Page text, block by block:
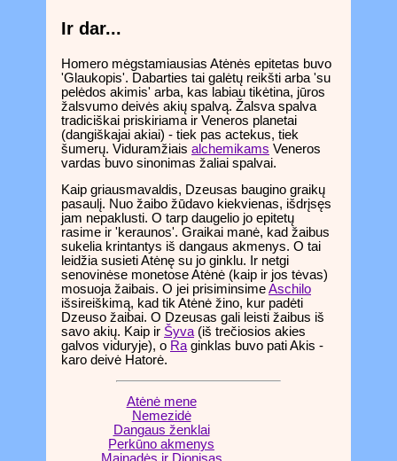
Ir dar...
Homero mėgstamiausias Atėnės epitetas buvo
'Glaukopis'. Dabarties tai galėtų reikšti arba 'su
pelėdos akimis' arba, kas labiau tikėtina, jūros
žalsvumo deivės akių spalvą. Žalsva spalva
tradiciškai priskiriama ir Veneros planetai
(dangiškajai akiai) - tiek pas actekus, tiek
šumerų. Viduramžiais alchemikams Veneros
vardas buvo sinonimas žaliai spalvai.
Kaip griausmavaldis, Dzeusas baugino graikų
pasaulį. Nuo žaibo žūdavo kiekvienas, išdrįsęs
jam nepaklusti. O tarp daugelio jo epitetų
rasime ir 'keraunos'. Graikai manė, kad žaibus
sukelia krintantys iš dangaus akmenys. O tai
leidžia susieti Atėnę su jo ginklu. Ir netgi
senovinėse monetose Atėnė (kaip ir jos tėvas)
mosuoja žaibais. O jei prisiminsimeAschilo
išsireiškimą, kad tik Atėnė žino, kur padėti
Dzeuso žaibai. O Dzeusas gali leisti žaibus iš
savo akių. Kaip ir Šyva(iš trečiosios akies
galvos viduryje), o Raginklas buvo pati Akis -
karo deivė Hatorė.
Atėnė mene
Nemezidė
Dangaus ženklai
Perkūno akmenys